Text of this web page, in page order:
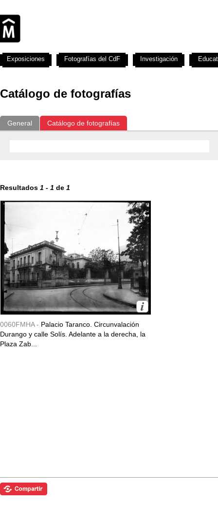
Catálogo de fotografías
General Catálogo de fotografías
Resultados 1 - 1 de 1
0060FMHA - Palacio Taranco. Circunvalación
Durango y calle Solís. Adelante a la derecha, la
Plaza Zab...
Exposiciones Fotografías del CdF Investigación